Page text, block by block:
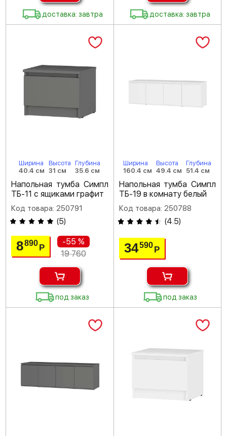
доставка: завтра доставка: завтра
Ширина
40.4 см
Высота
31 см
Глубина
35.6 см
Напольная тумба Симпл
ТБ-11 с ящиками графит
Код товара: 250791
(5)
8890Р
-55 %
19 760
под заказ
Ширина
160.4 см
Высота
49.4 см
Глубина
51.4 см
Напольная тумба Симпл
ТБ-19 в комнату белый
Код товара: 250788
(4.5)
34590 Р
под заказ